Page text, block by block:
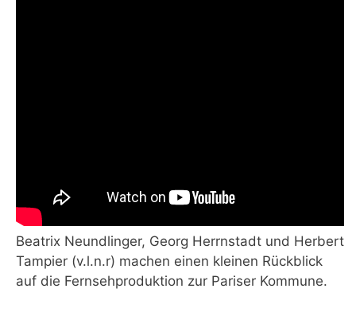
Beatrix Neundlinger, Georg Herrnstadt und Herbert
Tampier (v.l.n.r) machen einen kleinen Rückblick
auf die Fernsehproduktion zur Pariser Kommune.